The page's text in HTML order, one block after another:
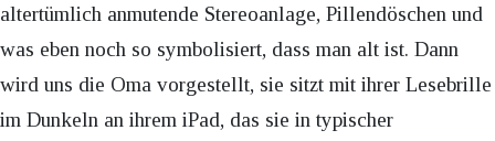
altertümlich anmutende Stereoanlage, Pillendöschen und
was eben noch so symbolisiert, dass man alt ist. Dann
wird uns die Oma vorgestellt, sie sitzt mit ihrer Lesebrille
im Dunkeln an ihrem iPad, das sie in typischer